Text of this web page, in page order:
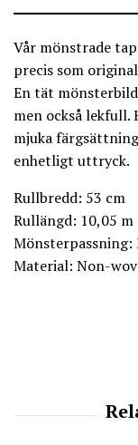
Vår mönstrade
precis som
En tät
men också lekfull.
mjuka
enhetligt uttryck.
Rullbredd: 53 cm
Rullängd: 10,05 m
Mönsterpassning:
Material: Non-